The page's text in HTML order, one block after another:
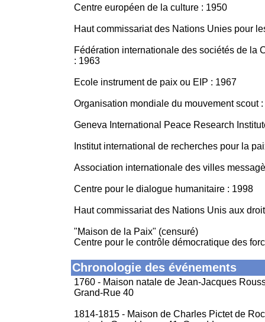
Centre européen de la culture : 1950
Haut commissariat des Nations Unies pour
Fédération internationale des sociétés de la
: 1963
Ecole instrument de paix ou EIP : 1967
Organisation mondiale du mouvement scout
Geneva International Peace Research
Institut international de recherches pour la
Association internationale des villes
Centre pour le dialogue humanitaire : 1998
Haut commissariat des Nations Unis aux
"Maison de la Paix" (censuré)
Centre pour le contrôle démocratique des
Chronologie des événements
1760 - Maison natale de Jean-Jacques
Grand-Rue 40
1814-1815 - Maison de Charles Pictet de